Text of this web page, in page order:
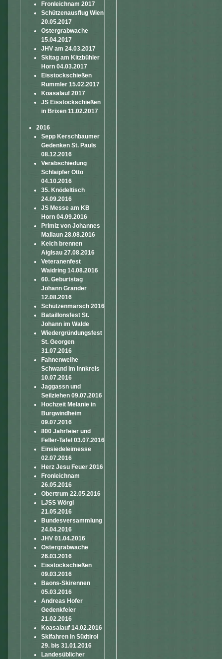
Fronleichnam 2017
Schützenausflug Wien
20.05.2017
Ostergrabwache
15.04.2017
JHV am 24.03.2017
Skitag am Kitzbühler
Horn 04.03.2017
Eisstockschießen
Rummler 15.02.2017
Koasalauf 2017
JS Eisstockschießen
in Brixen 11.02.2017
2016
Sepp Kerschbaumer
Gedenken St. Pauls
08.12.2016
Verabschiedung
Schlaipfer Otto
04.10.2016
35. Knödeltisch
24.09.2016
JS Messe am KB
Horn 04.09.2016
Primiz von Johannes
Mallaun 28.08.2016
Kelch brennen
Aiglsau 27.08.2016
Veteranenfest
Waidring 14.08.2016
60. Geburtstag
Johann Grander
12.08.2016
Schützenmarsch 2016
Bataillonsfest St.
Johann im Walde
Wiedergründungsfest
St. Georgen
31.07.2016
Fahnenweihe
Schwand im Innkreis
10.07.2016
Jaggassn und
Seilziehen 09.07.2016
Hochzeit Melanie in
Burgwindheim
09.07.2016
800 Jahrfeier und
Feller-Tafel 03.07.2016
Einsiedeleimesse
02.07.2016
Herz Jesu Feuer 2016
Fronleichnam
26.05.2016
Obertrum 22.05.2016
LJSS Wörgl
21.05.2016
Bundesversammlung
24.04.2016
JHV 01.04.2016
Ostergrabwache
26.03.2016
Eisstockschießen
09.03.2016
Baons-Skirennen
05.03.2016
Andreas Hofer
Gedenkfeier
21.02.2016
Koasalauf 14.02.2016
Skifahren in Südtirol
29. bis 31.01.2016
Landesüblicher